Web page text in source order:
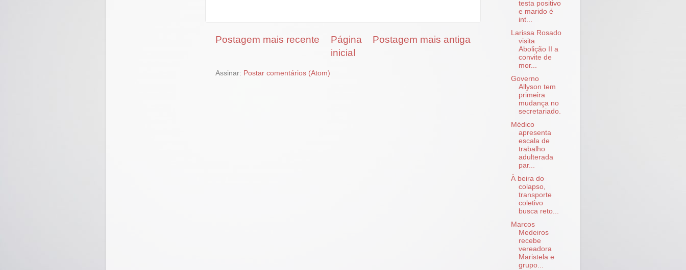
Postagem mais recente Postagem mais antiga
Página
inicial
Assinar: Postar comentários (Atom)
testa positivo
e marido é
int...
Larissa Rosado
visita
Abolição II a
convite de
mor...
Governo
Allyson tem
primeira
mudança no
secretariado.
Médico
apresenta
escala de
trabalho
adulterada
par...
À beira do
colapso,
transporte
coletivo
busca reto...
Marcos
Medeiros
recebe
vereadora
Maristela e
grupo...